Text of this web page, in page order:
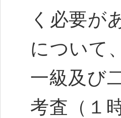
く必要が
について
一級及び
考査（１